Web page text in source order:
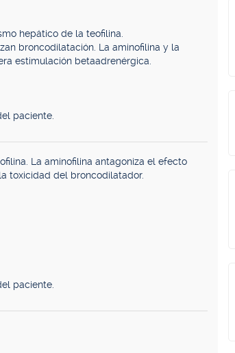
hepático de la teofilina.
broncodilatación. La aminofilina y la
estimulación betaadrenérgica.
paciente.
La aminofilina antagoniza el efecto
toxicidad del broncodilatador.
paciente.